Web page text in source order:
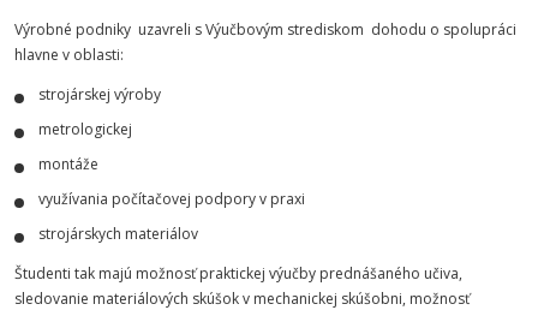
Výrobné podniky uzavreli s Výučbovým strediskom dohodu o spolupráci
hlavne v oblasti:
strojárskej výroby
metrologickej
montáže
využívania počítačovej podpory v praxi
strojárskych materiálov
Študenti tak majú možnosť praktickej výučby prednášaného učiva,
sledovanie materiálových skúšok v mechanickej skúšobni, možnosť